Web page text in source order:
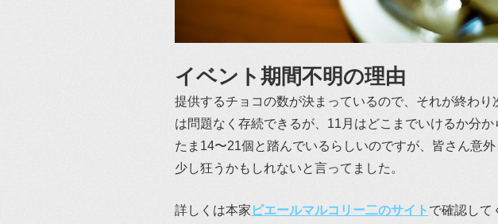
イベント期間不明の理由
提供するチョコの数が決まっているので、それが終わ
は問題なく存続できるが、11月はどこまでいけるか分
たま14〜21個と踏んでいるらしいのですが、皆さん意
少し狂うかもしれないと言ってました。
詳しくは本家 ピエールマルコリー二のサイト で確認して